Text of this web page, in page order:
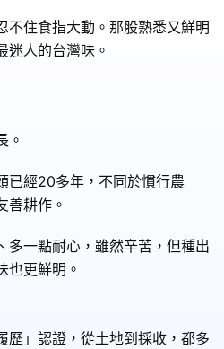
不住食指大動。那股熟悉又鮮明
迷人的台灣味。
。
已經20多年，不同於慣行農
善耕作。
多一點耐心，雖然辛苦，但種出
也更鮮明。
歷」認證，從土地到採收，都多